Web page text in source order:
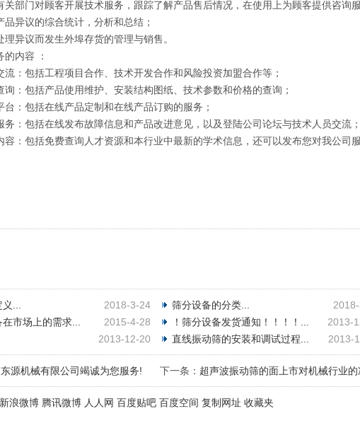
部门对顾客开展技术服务，跟踪了解产品售后情况，在使用上为顾客提供咨询服
异议的综合统计，分析和总结；
异议而发生外埠存货的管理与销售。
内容 ：
：包括工程项目合作、技术开发合作和风险投资加盟合作等；
：包括产品使用维护、安装结构图纸、技术参数和价格的查询；
：包括在线产品定制和在线产品订购的服务；
：包括在线发布故障信息和产品改进意见，以及登陆公司论坛与技术人员交流；
：包括免费查询人才资源和本行业中最新的学术信息，还可以发布您对我公司
2018-3-24
...
筛分设备的分类...
2015-4-28
市场上的需求... 2013-
！筛分设备发货通知！！！！...
2013-12-20
2013-
直线振动筛的安装和调试过程...
源机械有限公司竭诚为您服务! 下一条： 超声波振动筛的面上市对机械行业
新浪微博 腾讯微博 人人网 百度贴吧 百度空间 复制网址 收藏夹